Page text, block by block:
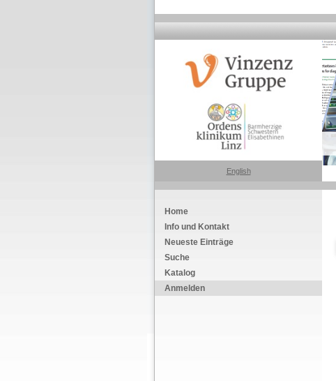
English
Home
Info und Kontakt
Neueste Einträge
Suche
Katalog
Anmelden